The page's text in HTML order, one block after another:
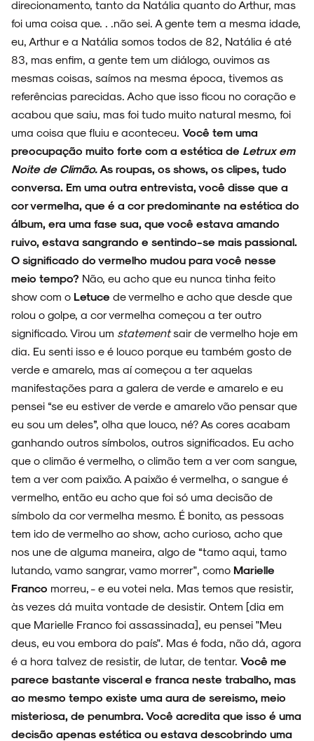
direcionamento, tanto da Natália quanto do Arthur, mas
foi uma coisa que. . .não sei. A gente tem a mesma idade,
eu, Arthur e a Natália somos todos de 82, Natália é até
83, mas enfim, a gente tem um diálogo, ouvimos as
mesmas coisas, saímos na mesma época, tivemos as
referências parecidas. Acho que isso ficou no coração e
acabou que saiu, mas foi tudo muito natural mesmo, foi
uma coisa que fluiu e aconteceu. Você tem uma
preocupação muito forte com a estética de Letrux em
Noite de Climão. As roupas, os shows, os clipes, tudo
conversa. Em uma outra entrevista, você disse que a
cor vermelha, que é a cor predominante na estética do
álbum, era uma fase sua, que você estava amando
ruivo, estava sangrando e sentindo-se mais passional.
O significado do vermelho mudou para você nesse
meio tempo? Não, eu acho que eu nunca tinha feito
show com o Letuce de vermelho e acho que desde que
rolou o golpe, a cor vermelha começou a ter outro
significado. Virou um statementsair de vermelho hoje em
dia. Eu senti isso e é louco porque eu também gosto de
verde e amarelo, mas aí começou a ter aquelas
manifestações para a galera de verde e amarelo e eu
pensei “se eu estiver de verde e amarelo vão pensar que
eu sou um deles”, olha que louco, né? As cores acabam
ganhando outros símbolos, outros significados. Eu acho
que o climão é vermelho, o climão tem a ver com sangue,
tem a ver com paixão. A paixão é vermelha, o sangue é
vermelho, então eu acho que foi só uma decisão de
símbolo da cor vermelha mesmo. É bonito, as pessoas
tem ido de vermelho ao show, acho curioso, acho que
nos une de alguma maneira, algo de “tamo aqui, tamo
lutando, vamo sangrar, vamo morrer", como Marielle
Franco morreu, - e eu votei nela. Mas temos que resistir,
às vezes dá muita vontade de desistir. Ontem [dia em
que Marielle Franco foi assassinada], eu pensei "Meu
deus, eu vou embora do país". Mas é foda, não dá, agora
é a hora talvez de resistir, de lutar, de tentar. Você me
parece bastante visceral e franca neste trabalho, mas
ao mesmo tempo existe uma aura de sereismo, meio
misteriosa, de penumbra. Você acredita que isso é uma
decisão apenas estética ou estava descobrindo uma